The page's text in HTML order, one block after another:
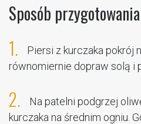
Sposób
1.
Piersi z kurczaka pokrój
równomiernie dopraw solą i
2.
Na patelni podgrzej
kurczaka na średnim ogniu.